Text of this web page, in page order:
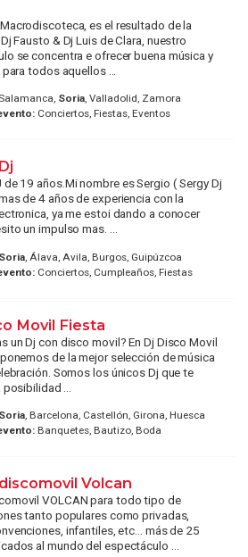
es el resultado de la
Fausto & Dj Luis de Clara, nuestro
se concentra e ofrecer buena música y
todos aquellos ...
Soria, Valladolid, Zamora
Conciertos, Fiestas, Eventos
de 19 años.Mi nombre es Sergio ( Sergy Dj
de 4 años de experiencia con la
ya me estoi dando a conocer
un impulso mas. ...
Soria, Álava, Avila, Burgos, Guipúzcoa
Conciertos, Cumpleaños, Fiestas
Movil Fiesta
un Dj con disco movil? En Dj Disco Movil
de la mejor selección de música
Somos los únicos Dj que te
...
Soria, Barcelona, Castellón, Girona, Huesca
Banquetes, Bautizo, Boda
Volcan
VOLCAN para todo tipo de
tanto populares como privadas,
infantiles, etc... más de 25
al mundo del espectáculo ...